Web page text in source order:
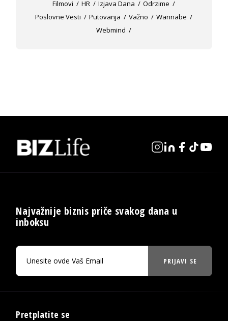
Filmovi
HR Izjava Dana
Odrzime
Poslovne Vesti
Putovanja Važno
Wannabe
Webmind
Najvažnije biznis priče svakog dana u
inboksu
PRIJAVI SE
Pretplatite se